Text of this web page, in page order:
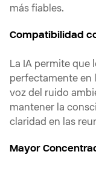
más fiables.
Compatibilidad
La IA permite que
perfectamente en
voz del ruido
mantener la
claridad en las
Mayor